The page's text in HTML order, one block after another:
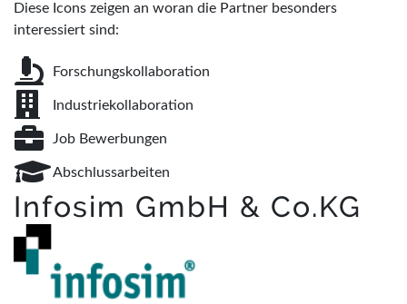
Diese Icons zeigen an woran die Partner besonders
interessiert sind:
Forschungskollaboration
Industriekollaboration
Job Bewerbungen
Abschlussarbeiten
Infosim GmbH & Co.KG